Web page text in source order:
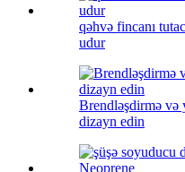
qəhvə fincanı
udur
Brendləşdirmə və
dizayn edin